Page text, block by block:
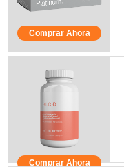
Comprar Ahora
Comprar Ahora